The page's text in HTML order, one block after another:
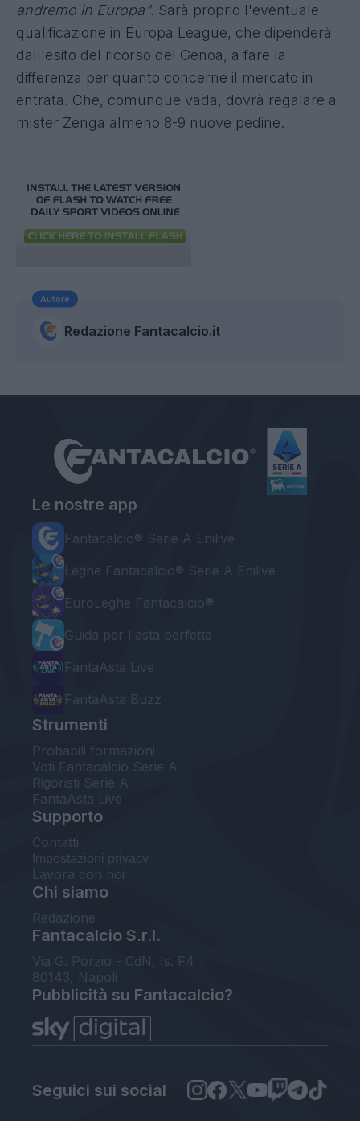
andremo in Europa". Sarà proprio l'eventuale
qualificazione in Europa League, che dipenderà
dall'esito del ricorso del Genoa, a fare la
differenza per quanto concerne il mercato in
entrata. Che, comunque vada, dovrà regalare a
mister Zenga almeno 8-9 nuove pedine.
Autore
Redazione Fantacalcio.it
Le nostre app
Fantacalcio® Serie A Enilive
Leghe Fantacalcio® Serie A Enilive
EuroLeghe Fantacalcio®
Guida per l'asta perfetta
FantaAsta Live
FantaAsta Buzz
Strumenti
Probabili formazioni
Voti Fantacalcio Serie A
Rigoristi Serie A
FantaAsta Live
Supporto
Contatti
Impostazioni privacy
Lavora con noi
Chi siamo
Redazione
Fantacalcio S.r.l.
Via G. Porzio - CdN, Is. F4
80143, Napoli
Pubblicità su Fantacalcio?
Seguici sui social